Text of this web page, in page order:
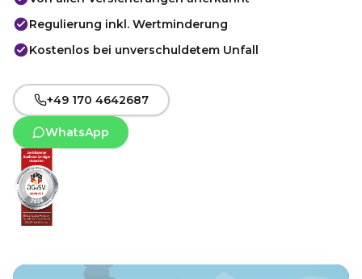
Regulierung inkl. Wertminderung
Kostenlos bei unverschuldetem Unfall
+49 170 4642687
WhatsApp